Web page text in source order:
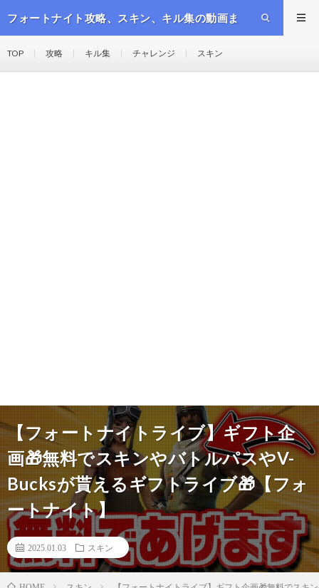
フォートナイト攻略、スキン、キル集の動画ま
TOP 攻略 キル集 チャレンジ スキン
【フォートナイトライブ】ギフト企
画🎁無料でスキンやバトルパスやV-
Bucksが貰えるギフトライブ🎁【フォ
ートナイト】
2025.01.03 スキン